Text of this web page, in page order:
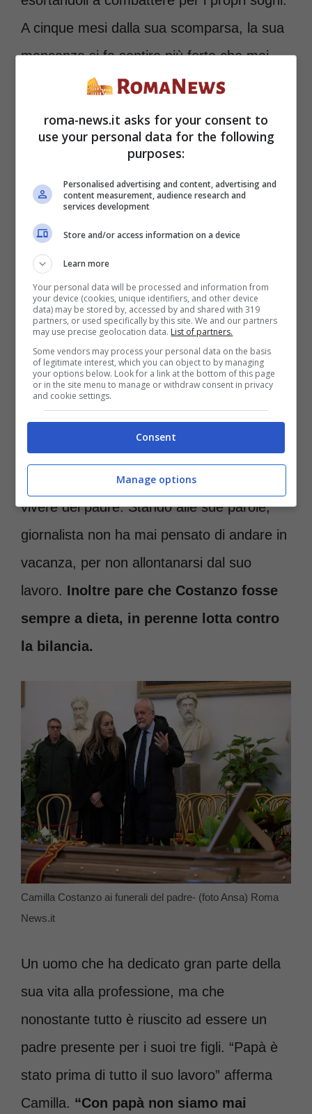
A cinque mesi dalla sua scomparsa, la sua
mancanza si fa sentire più forte che mai.
Flaminia Morandi, ha raccontato alcuni
dettagli inediti della vita di suo padre.
La figlia di Costanzo
racconta alcuni
retroscena sulla vita del
padre
Maurizio Costanzo si è spento ad 84
anni lo scorso 24 febbraio. Una vita
dedicata al lavoro, e trascorsa sempre fra
uffici e teatro, i luoghi in cui poteva
esprimere il suo ingegno. La figlia ha
svelato alcuni dettagli relativi al modo di
vivere del padre. Stando alle sue parole,
giornalista non ha mai pensato di andare in
vacanza, per non allontanarsi dal suo
lavoro. Inoltre pare che Costanzo fosse
sempre a dieta, in perenne lotta contro
la bilancia.
Camilla Costanzo ai funerali del padre- (foto Ansa) Roma
News.it
Un uomo che ha dedicato gran parte della
sua vita alla professione, ma che
nonostante tutto è riuscito ad essere un
padre presente per i suoi tre figli. “Papà è
stato prima di tutto il suo lavoro” afferma
Camilla. “Con papà non siamo mai
roma-news.it asks for your consent to
use your personal data for the following
purposes:
Personalised advertising and content, advertising and
content measurement, audience research and
services development
Store and/or access information on a device
Learn more
Your personal data will be processed and information from
your device (cookies, unique identifiers, and other device
data) may be stored by, accessed by and shared with 319
partners, or used specifically by this site. We and our partners
may use precise geolocation data. List of partners.
Some vendors may process your personal data on the basis
of legitimate interest, which you can object to by managing
your options below. Look for a link at the bottom of this page
or in the site menu to manage or withdraw consent in privacy
and cookie settings.
Consent
Manage options